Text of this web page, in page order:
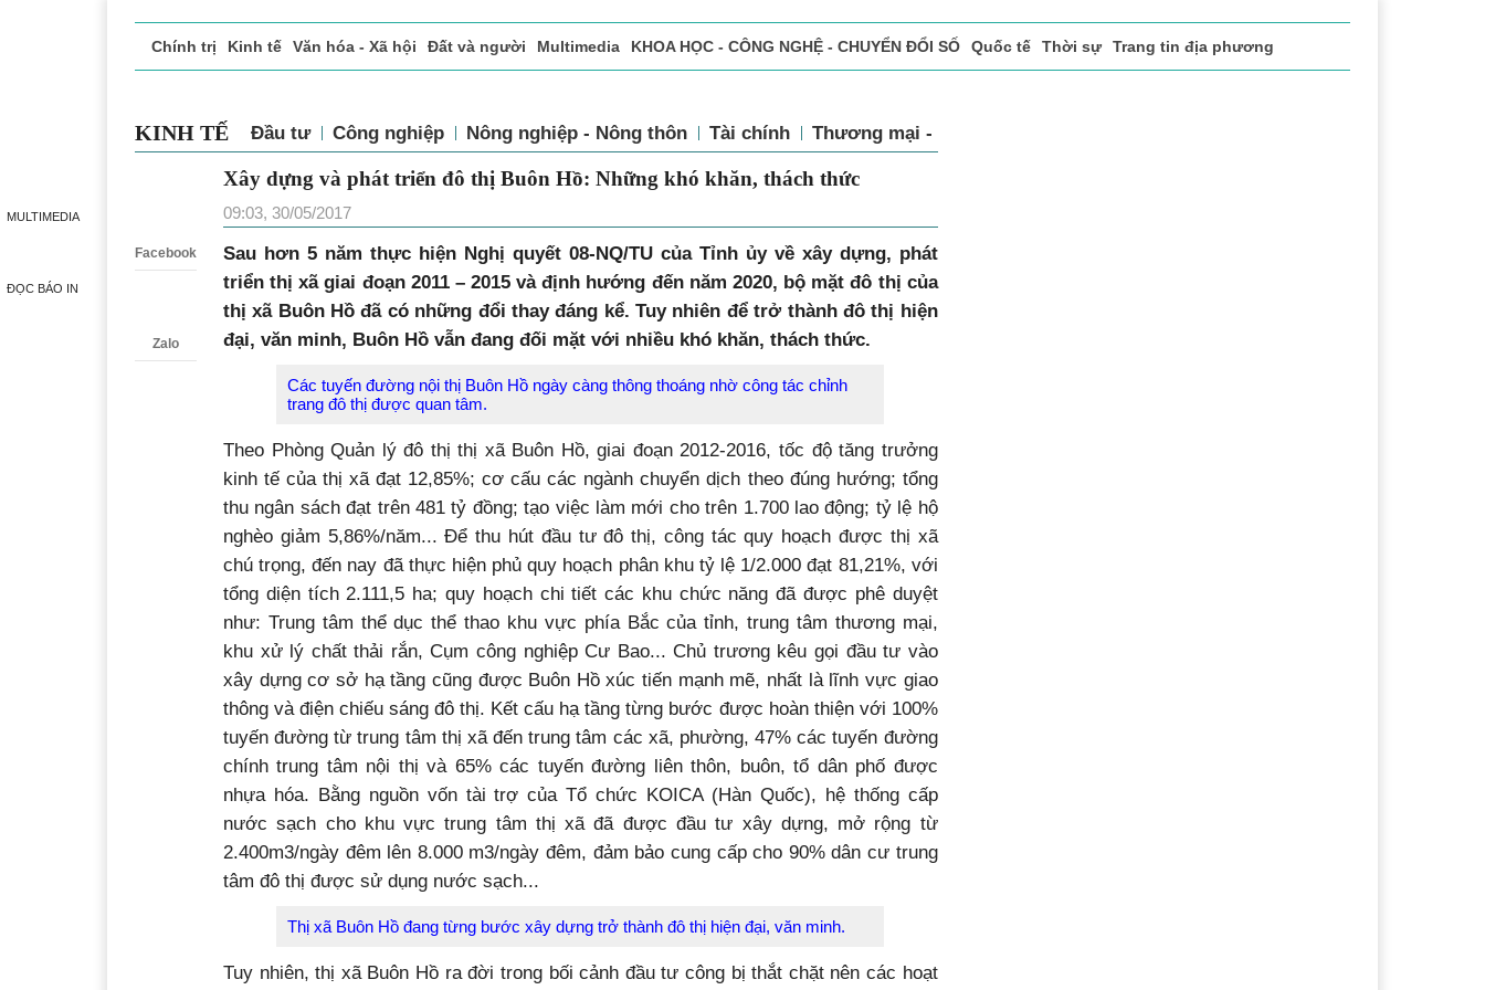
MULTIMEDIA
ĐỌC BÁO IN
Chính trị Kinh tế Văn hóa - Xã hội Đất và người Multimedia KHOA HỌC - CÔNG NGHỆ - CHUYỂN ĐỔI SỐ Quốc tế Thời sự Trang tin địa phương
KINH TẾ Đầu tư Công nghiệp Nông nghiệp - Nông thôn Tài chính Thương mại - Dịch vụ
Facebook
Zalo
Xây dựng và phát triển đô thị Buôn Hồ: Những khó khăn, thách
thức
09:03, 30/05/2017
Sau hơn 5 năm thực hiện Nghị quyết 08-NQ/TU của Tỉnh ủy về xây dựng, phát
triển thị xã giai đoạn 2011 – 2015 và định hướng đến năm 2020, bộ mặt đô thị của
thị xã Buôn Hồ đã có những đổi thay đáng kể. Tuy nhiên để trở thành đô thị hiện
Các tuyến đường nội thị Buôn Hồ ngày càng thông thoáng nhờ công tác chỉnh
Theo Phòng Quản lý đô thị thị xã Buôn Hồ, giai đoạn 2012-2016, tốc độ tăng trưởng
kinh tế của thị xã đạt 12,85%; cơ cấu các ngành chuyển dịch theo đúng hướng; tổng
thu ngân sách đạt trên 481 tỷ đồng; tạo việc làm mới cho trên 1.700 lao động; tỷ lệ hộ
nghèo giảm 5,86%/năm... Để thu hút đầu tư đô thị, công tác quy hoạch được thị xã
chú trọng, đến nay đã thực hiện phủ quy hoạch phân khu tỷ lệ 1/2.000 đạt 81,21%, với
tổng diện tích 2.111,5 ha; quy hoạch chi tiết các khu chức năng đã được phê duyệt
như: Trung tâm thể dục thể thao khu vực phía Bắc của tỉnh, trung tâm thương mại,
khu xử lý chất thải rắn, Cụm công nghiệp Cư Bao... Chủ trương kêu gọi đầu tư vào
xây dựng cơ sở hạ tầng cũng được Buôn Hồ xúc tiến mạnh mẽ, nhất là lĩnh vực giao
thông và điện chiếu sáng đô thị. Kết cấu hạ tầng từng bước được hoàn thiện với 100%
tuyến đường từ trung tâm thị xã đến trung tâm các xã, phường, 47% các tuyến đường
chính trung tâm nội thị và 65% các tuyến đường liên thôn, buôn, tổ dân phố được
nhựa hóa. Bằng nguồn vốn tài trợ của Tổ chức KOICA (Hàn Quốc), hệ thống cấp
nước sạch cho khu vực trung tâm thị xã đã được đầu tư xây dựng, mở rộng từ
2.400m3/ngày đêm lên 8.000 m3/ngày đêm, đảm bảo cung cấp cho 90% dân cư trung